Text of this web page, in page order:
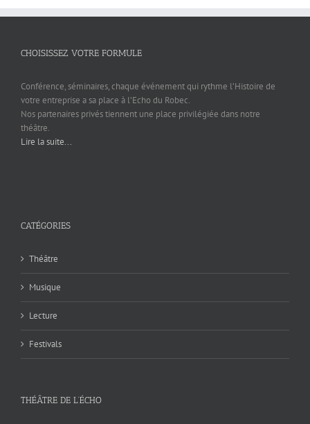
CHOISISSEZ VOTRE FORMULE
Conférence, séminaires, chaque événement qui rythme l’Histoire de
votre entreprise a sa place à l’Echo du Robec.
Nos partenaires privés tiennent une place privilégiée dans notre
théâtre.
Lire la suite...
CATÉGORIES
Théâtre
Musique
Lecture
Festivals
THÉÂTRE DE L’ÉCHO